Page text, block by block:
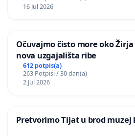
16 Jul 2026
Očuvajmo čisto more oko
nova uzgajališta ribe
612 potpis(a)
263 Potpisi / 30 dan(a)
2 Jul 2026
Pretvorimo Tijat u brod